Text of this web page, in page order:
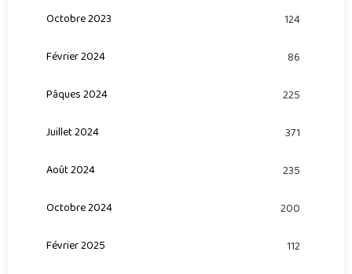
Octobre 2023 124
Février 2024 86
Pâques 2024 225
Juillet 2024 371
Août 2024 235
Octobre 2024 200
Février 2025 112